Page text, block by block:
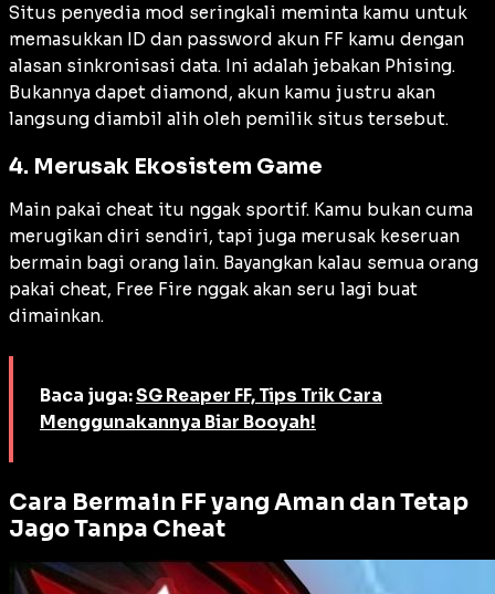
Situs penyedia mod seringkali meminta kamu untuk
memasukkan ID dan password akun FF kamu dengan
alasan sinkronisasi data. Ini adalah jebakan Phising.
Bukannya dapet diamond, akun kamu justru akan
langsung diambil alih oleh pemilik situs tersebut.
4. Merusak Ekosistem Game
Main pakai cheat itu nggak sportif. Kamu bukan cuma
merugikan diri sendiri, tapi juga merusak keseruan
bermain bagi orang lain. Bayangkan kalau semua orang
pakai cheat, Free Fire nggak akan seru lagi buat
dimainkan.
Baca juga:SG Reaper FF, Tips Trik Cara
Menggunakannya Biar Booyah!
Cara Bermain FF yang Aman dan Tetap
Jago Tanpa Cheat